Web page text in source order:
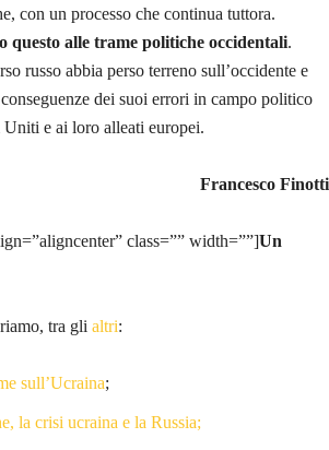
con un processo che continua tuttora.
alle trame politiche occidentali.
russo abbia perso terreno sull’occidente e
dei suoi errori in campo politico
e ai loro alleati europei.
Francesco Finotti
class=”” width=””]Un
tra gli altri:
sull’Ucraina;
la crisi ucraina e la Russia;